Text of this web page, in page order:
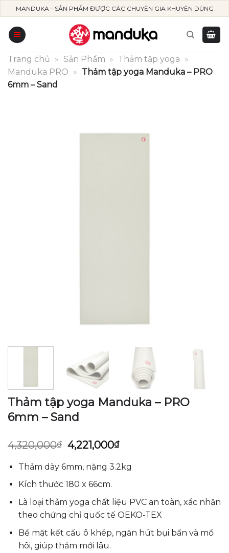
Skip
to
content
MANDUKA - SẢN PHẨM ĐƯỢC CÁC CHUYÊN GIA KHUYÊN DÙNG
Trang chủ » Sản Phẩm » Thảm tập yoga »
Manduka PRO » Thảm tập yoga Manduka – PRO
6mm – Sand
Thảm tập yoga Manduka – PRO
6mm – Sand
4,320,000₫ Giá
là:
4,320,000₫.
4,221,000₫Giá
tại
là:
Thảm dày 6mm, nặng 3.2kg
Kích thước 180 x 66cm.
Là loại thảm yoga chất liệu PVC an toàn, xác nhận
theo chứng chỉ quốc tế OEKO-TEX
Bề mặt kết cấu ô khép, ngăn hút bụi bẩn và mồ
hôi, giúp thảm mới lâu.